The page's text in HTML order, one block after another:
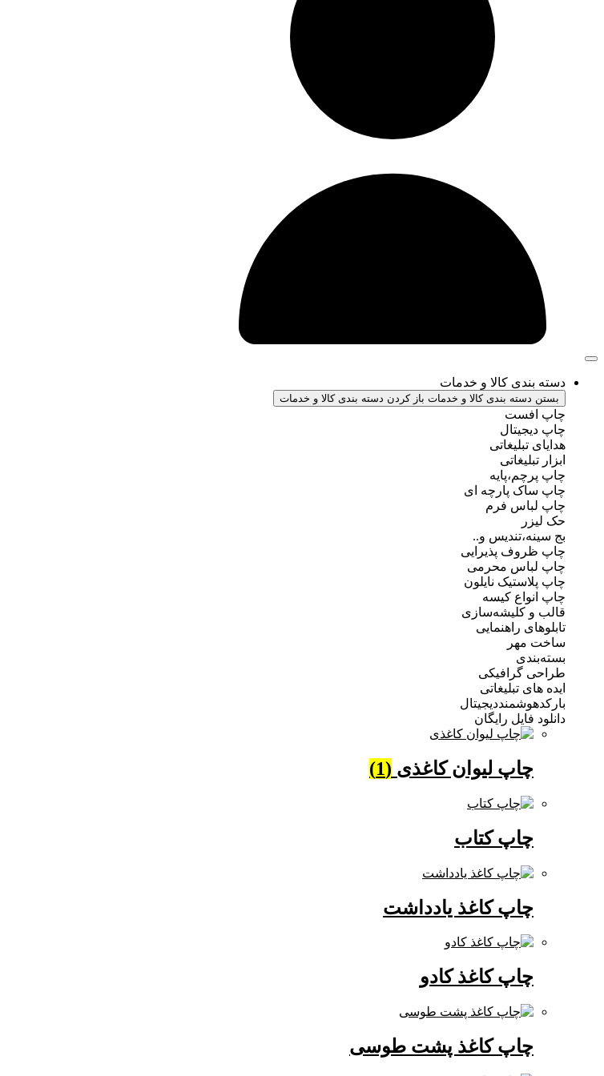
دسته بندی کالا و خدمات
بستن دسته بندی کالا و خدمات باز کردن دسته بندی کالا و خدمات
چاپ افست
چاپ دیجیتال
هدایای تبلیغاتی
ابزار تبلیغاتی
چاپ پرچم،پایه
چاپ ساک پارچه ای
چاپ لباس فرم
حک لیزر
بج سینه،تندیس و..
چاپ ظروف پذیرایی
چاپ لباس محرمی
چاپ پلاستیک نایلون
چاپ انواع کیسه
قالب و کلیشه‌سازی
تابلوهای راهنمایی
ساخت مهر
بسته‌بندی
طراحی گرافیکی
ایده های تبلیغاتی
بارکدهوشمنددیجیتال
دانلود فایل رایگان
چاپ لیوان کاغذی (1)
چاپ کتاب
چاپ کاغذ یادداشت
چاپ کاغذ کادو
چاپ کاغذ پشت طوسی